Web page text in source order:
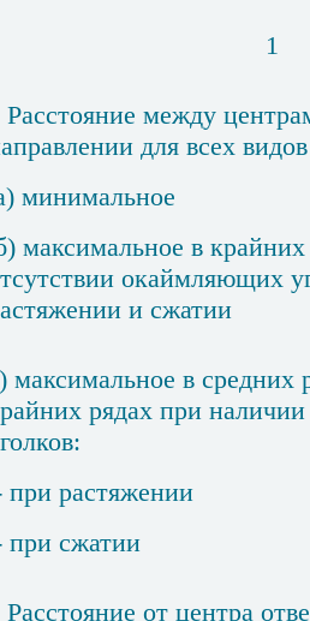
1
Расстояние между
для всех
минимальное
максимальное в
окаймляющих
и сжатии
максимальное в средних
рядах при
при растяжении
при сжатии
Расстояние от центра